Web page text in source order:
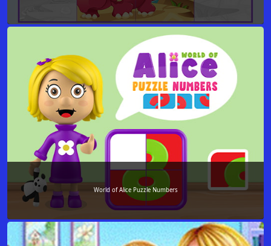
World of Alice Puzzle Numbers